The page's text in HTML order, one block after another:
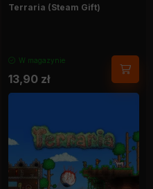
Terraria (Steam Gift)
W magazynie
13,90 zł